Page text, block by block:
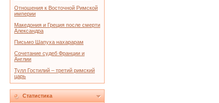
Отношения к Восточной Римской
империи
Македония и Греция после смерти
Александра
Письмо Шапуха нахарарам
Сочетание судеб Франции и
Англии
Тулл Гостилий – третий римский
царь
Статистика